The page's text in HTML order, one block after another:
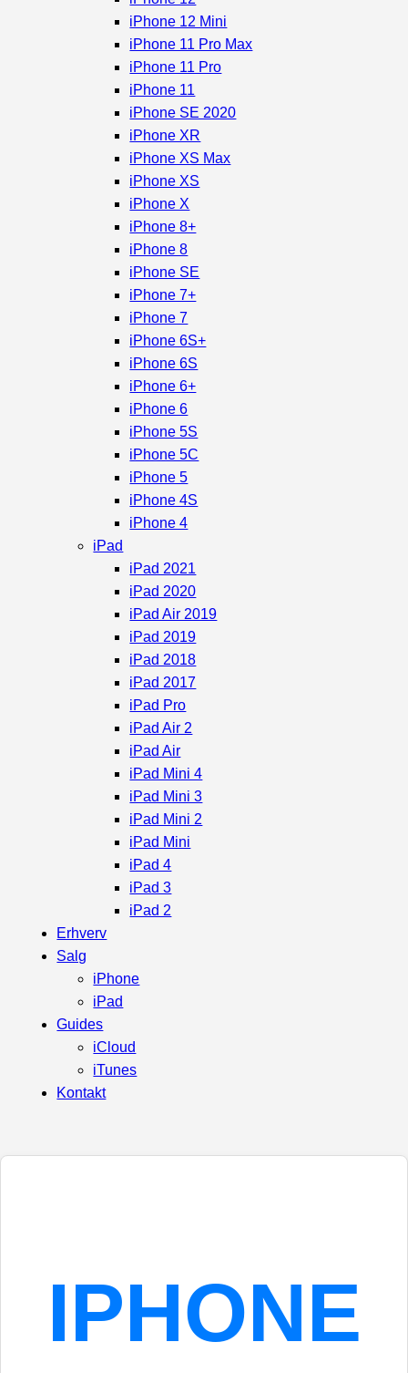
iPhone 12 Mini
iPhone 11 Pro Max
iPhone 11 Pro
iPhone 11
iPhone SE 2020
iPhone XR
iPhone XS Max
iPhone XS
iPhone X
iPhone 8+
iPhone 8
iPhone SE
iPhone 7+
iPhone 7
iPhone 6S+
iPhone 6S
iPhone 6+
iPhone 6
iPhone 5S
iPhone 5C
iPhone 5
iPhone 4S
iPhone 4
iPad
iPad 2021
iPad 2020
iPad Air 2019
iPad 2019
iPad 2018
iPad 2017
iPad Pro
iPad Air 2
iPad Air
iPad Mini 4
iPad Mini 3
iPad Mini 2
iPad Mini
iPad 4
iPad 3
iPad 2
Erhverv
Salg
iPhone
iPad
Guides
iCloud
iTunes
Kontakt
IPHONE